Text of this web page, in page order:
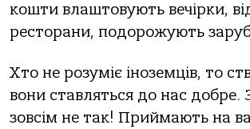
кошти влаштовують вечірки,
ресторани, подорожують
Хто не розуміє іноземців, то
вони ставляться до нас добре.
зовсім не так! Приймають на